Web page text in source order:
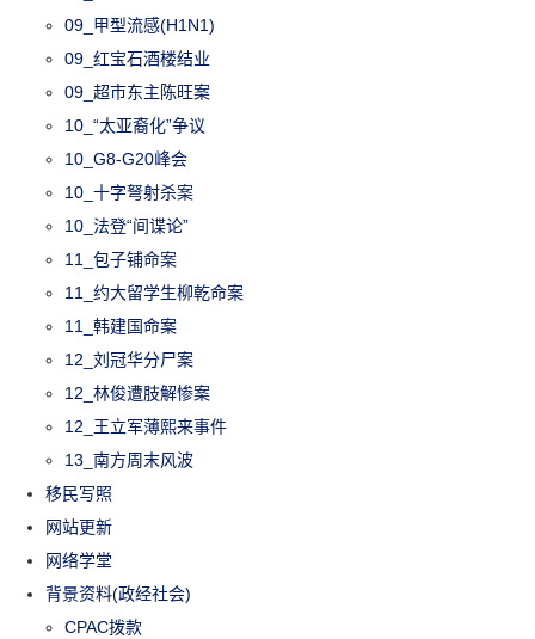
09_甲型流感(H1N1)
09_红宝石酒楼结业
09_超市东主陈旺案
10_“太亚裔化”争议
10_G8-G20峰会
10_十字弩射杀案
10_法登“间谍论”
11_包子铺命案
11_约大留学生柳乾命案
11_韩建国命案
12_刘冠华分尸案
12_林俊遭肢解惨案
12_王立军薄熙来事件
13_南方周末风波
移民写照
网站更新
网络学堂
背景资料(政经社会)
CPAC拨款